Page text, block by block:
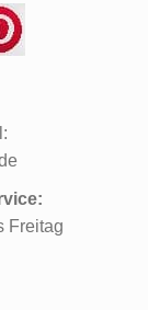
Freitag